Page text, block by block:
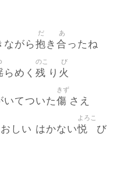
ながら抱
だ
き 合
あ
ったね
らめく 残
のこ
り 火
び
いてついた傷
きず
さえ
しい はかない悦
よろこ
び